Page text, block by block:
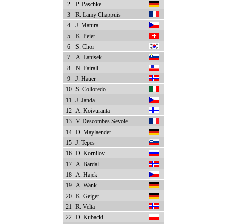
2
P. Paschke
3
R. Lamy Chappuis
4
J. Matura
5
K. Peier
6
S. Choi
7
A. Lanisek
8
N. Fairall
9
J. Hauer
10 S. Colloredo
11 J. Janda
12 A. Koivuranta
13 V. Descombes Sevoie
14 D. Maylaender
15 J. Tepes
16 D. Kornilov
17 A. Bardal
18 A. Hajek
19 A. Wank
20 K. Geiger
21 R. Velta
22 D. Kubacki